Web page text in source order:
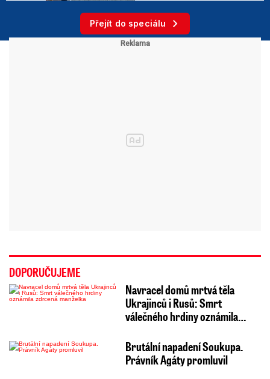
Přejít do speciálu
DOPORUČUJEME
Navracel domů mrtvá těla
Ukrajinců i Rusů: Smrt
válečného hrdiny oznámila…
Brutální napadení Soukupa.
Právník Agáty promluvil